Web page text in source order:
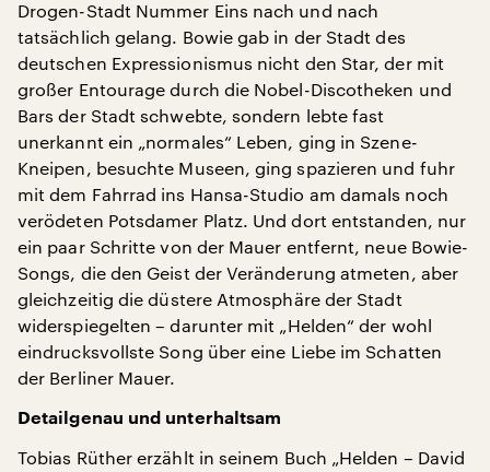
Drogen-Stadt Nummer Eins nach und nach
tatsächlich gelang. Bowie gab in der Stadt des
deutschen Expressionismus nicht den Star, der mit
großer Entourage durch die Nobel-Discotheken und
Bars der Stadt schwebte, sondern lebte fast
unerkannt ein „normales“ Leben, ging in Szene-
Kneipen, besuchte Museen, ging spazieren und fuhr
mit dem Fahrrad ins Hansa-Studio am damals noch
verödeten Potsdamer Platz. Und dort entstanden, nur
ein paar Schritte von der Mauer entfernt, neue Bowie-
Songs, die den Geist der Veränderung atmeten, aber
gleichzeitig die düstere Atmosphäre der Stadt
widerspiegelten – darunter mit „Helden“ der wohl
eindrucksvollste Song über eine Liebe im Schatten
der Berliner Mauer.
Detailgenau und unterhaltsam
Tobias Rüther erzählt in seinem Buch „Helden – David